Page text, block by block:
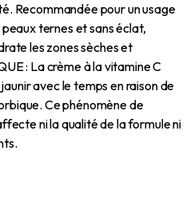
Recommandée pour un usage
ternes et sans éclat,
les zones sèches et
: La crème à la vitamine C
avec le temps en raison de
Ce phénomène de
ni la qualité de la formule ni